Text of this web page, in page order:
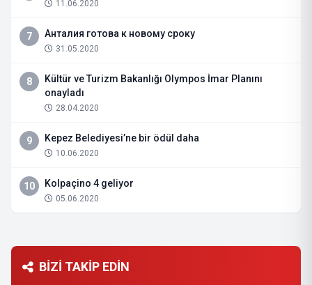
11.06.2020
7 Анталия готова к новому сроку
31.05.2020
8
Kültür ve Turizm Bakanlığı Olympos İmar Planını
onayladı
28.04.2020
9 Kepez Belediyesi’ne bir ödül daha
10.06.2020
10 Kolpaçino 4 geliyor
05.06.2020
BİZİ TAKİP EDİN